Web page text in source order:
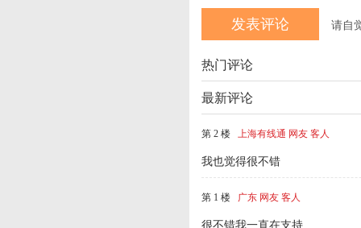
请自
热门评论
最新评论
第 2 楼 上海有线通 网友 客人
我也觉得很不错
第 1 楼 广东 网友 客人
很不错我一直在支持